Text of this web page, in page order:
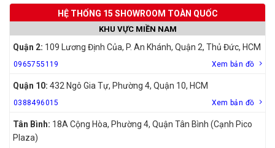
HỆ THỐNG 15 SHOWROOM TOÀN QUỐC
KHU VỰC MIỀN NAM
Quận 2: 109 Lương Định Của, P. An Khánh, Quận 2, Thủ Đức, HCM
0965755119 Xem bản đồ
Quận 10: 432 Ngô Gia Tự, Phường 4, Quận 10, HCM
0388496015 Xem bản đồ
Tân Bình: 18A Cộng Hòa, Phường 4, Quận Tân Bình (Cạnh Pico
Plaza)